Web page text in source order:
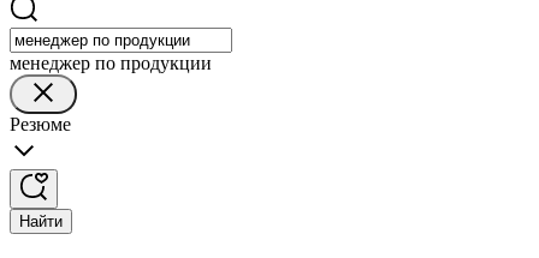
менеджер по продукции
Резюме
Найти